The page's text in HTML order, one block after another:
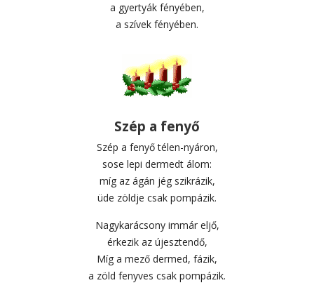
a gyertyák fényében,
a szívek fényében.
Szép a fenyő
Szép a fenyő télen-nyáron,
sose lepi dermedt álom:
míg az ágán jég szikrázik,
üde zöldje csak pompázik.
Nagykarácsony immár eljő,
érkezik az újesztendő,
Míg a mező dermed, fázik,
a zöld fenyves csak pompázik.